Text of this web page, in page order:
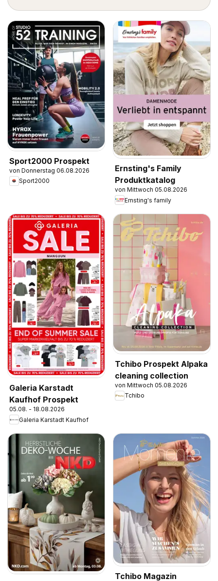
Sport2000 Prospekt
von Donnerstag 06.08.2026
Sport2000
Ernsting's Family
Produktkatalog
von Mittwoch 05.08.2026
Ernsting's family
Galeria Karstadt
Kaufhof Prospekt
05.08. - 18.08.2026
Galeria Karstadt Kaufhof
Tchibo Prospekt Alpaka
cleaning collection
von Mittwoch 05.08.2026
Tchibo
Tchibo Magazin